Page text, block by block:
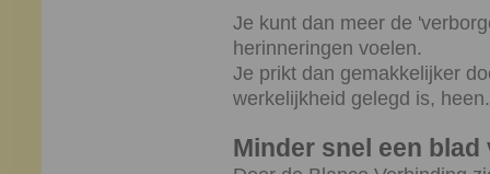
Je kunt dan meer de
herinneringen voelen.
Je prikt dan gemakkelijker
werkelijkheid gelegd is, heen.
Minder snel een